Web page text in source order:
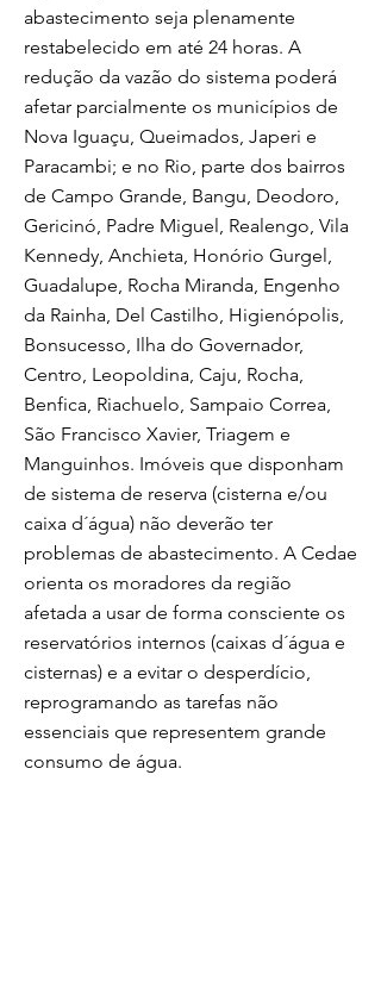
abastecimento seja plenamente
restabelecido em até 24 horas. A
redução da vazão do sistema poderá
afetar parcialmente os municípios de
Nova Iguaçu, Queimados, Japeri e
Paracambi; e no Rio, parte dos bairros
de Campo Grande, Bangu, Deodoro,
Gericinó, Padre Miguel, Realengo, Vila
Kennedy, Anchieta, Honório Gurgel,
Guadalupe, Rocha Miranda, Engenho
da Rainha, Del Castilho, Higienópolis,
Bonsucesso, Ilha do Governador,
Centro, Leopoldina, Caju, Rocha,
Benfica, Riachuelo, Sampaio Correa,
São Francisco Xavier, Triagem e
Manguinhos. Imóveis que disponham
de sistema de reserva (cisterna e/ou
caixa d´água) não deverão ter
problemas de abastecimento. A Cedae
orienta os moradores da região
afetada a usar de forma consciente os
reservatórios internos (caixas d´água e
cisternas) e a evitar o desperdício,
reprogramando as tarefas não
essenciais que representem grande
consumo de água.